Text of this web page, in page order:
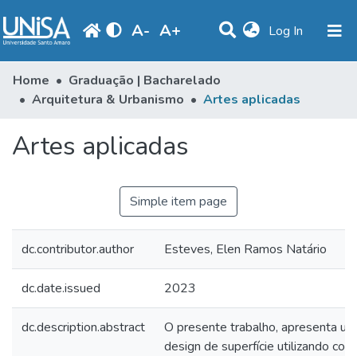
A- A+ Log In (current)
Communities & Collections
Statistics
Browse
Home
Graduação | Bacharelado
Arquitetura & Urbanismo
Artes aplicadas
Artes aplicadas
Simple item page
dc.contributor.author Esteves, Elen Ramos Natário
dc.date.issued 2023
dc.description.abstract
O presente trabalho, apresenta
design de superfície utilizando